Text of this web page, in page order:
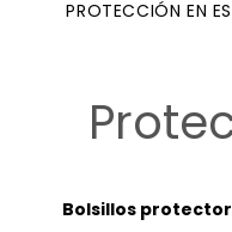
PROTECCIÓN EN
Bolsillos